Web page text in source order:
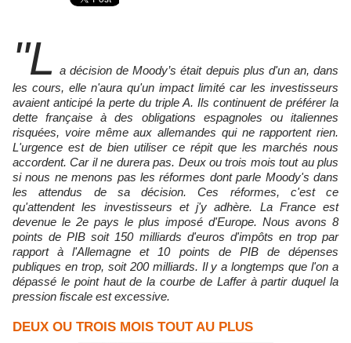
"L a décision de Moody’s était depuis plus d'un an, dans
les cours, elle n'aura qu'un impact limité car les investisseurs
avaient anticipé la perte du triple A. Ils continuent de préférer la
dette française à des obligations espagnoles ou italiennes
risquées, voire même aux allemandes qui ne rapportent rien.
L'urgence est de bien utiliser ce répit que les marchés nous
accordent. Car il ne durera pas. Deux ou trois mois tout au plus
si nous ne menons pas les réformes dont parle Moody's dans
les attendus de sa décision. Ces réformes, c'est ce
qu'attendent les investisseurs et j'y adhère. La France est
devenue le 2e pays le plus imposé d'Europe. Nous avons 8
points de PIB soit 150 milliards d'euros d'impôts en trop par
rapport à l'Allemagne et 10 points de PIB de dépenses
publiques en trop, soit 200 milliards. Il y a longtemps que l'on a
dépassé le point haut de la courbe de Laffer à partir duquel la
pression fiscale est excessive.
DEUX OU TROIS MOIS TOUT AU PLUS